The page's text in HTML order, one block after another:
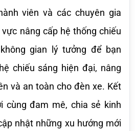
viên và các chuyên gia
nâng cấp hệ thống chiếu
gian lý tưởng để bạn
chiếu sáng hiện đại, nâng
và an toàn cho đèn xe. Kết
cùng đam mê, chia sẻ kinh
nhật những xu hướng mới